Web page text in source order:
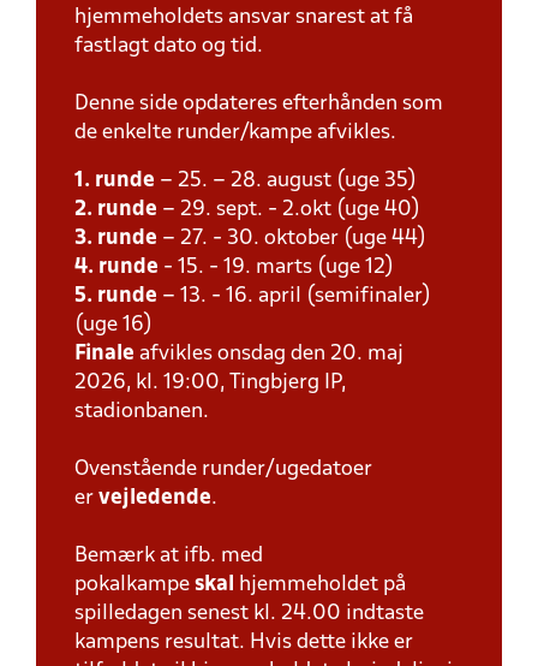
hjemmeholdets ansvar snarest at få
fastlagt dato og tid.
Denne side opdateres efterhånden som
de enkelte runder/kampe afvikles.
1. runde – 25. – 28. august (uge 35)
2. runde – 29. sept. - 2.okt (uge 40)
3. runde – 27. - 30. oktober (uge 44)
4. runde - 15. - 19. marts (uge 12)
5. runde – 13. - 16. april (semifinaler)
(uge 16)
Finale afvikles onsdag den 20. maj
2026, kl. 19:00, Tingbjerg IP,
stadionbanen.
Ovenstående runder/ugedatoer
er vejledende.
Bemærk at ifb. med
pokalkampe skal
hjemmeholdet på
spilledagen senest kl. 24.00 indtaste
kampens resultat. Hvis dette ikke er